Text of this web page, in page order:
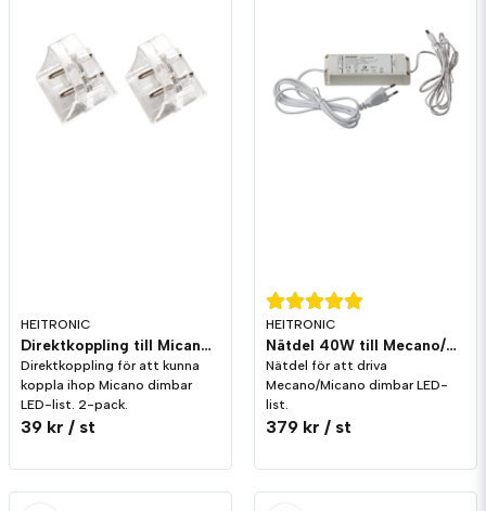
Ja, ni får publicera min fråga
HEITRONIC
Direktkoppling till Micano dimbar LED-list
Direktkoppling för att kunna
koppla ihop Micano dimbar
LED-list. 2-pack.
39 kr / st
HEITRONIC
Nätdel 40W till Mecano/Micano LED-list
Nätdel för att driva
Mecano/Micano dimbar LED-
list.
379 kr / st